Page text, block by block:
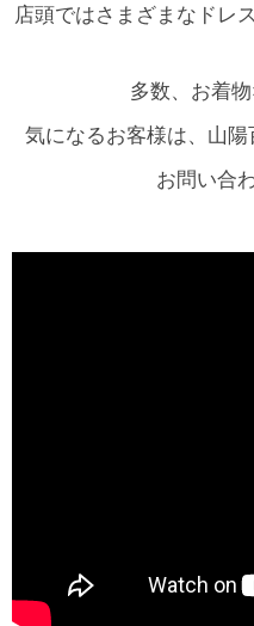
店頭ではさまざまなドレ
多数、お着
気になるお客様は、山
お問い合